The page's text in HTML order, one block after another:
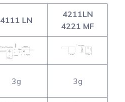
4111 LN
4211LN
4221 MF
3g 3g